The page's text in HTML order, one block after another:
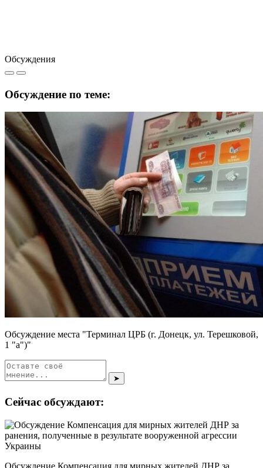
Обсуждения
Обсуждение по теме:
Обсуждение места "Терминал ЦРБ (г. Донецк, ул. Терешковой,
1 "а")"
➤
Сейчас обсуждают:
Обсуждение Компенсация для мирных жителей ДНР за